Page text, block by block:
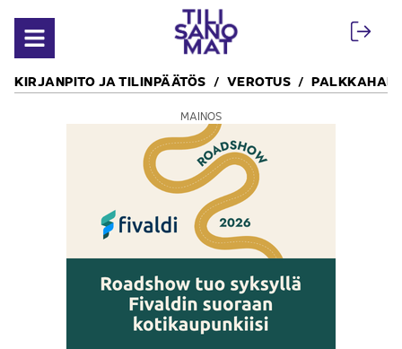
Avaa valikko
KIRJANPITO JA TILINPÄÄTÖS VEROTUS
MAINOS